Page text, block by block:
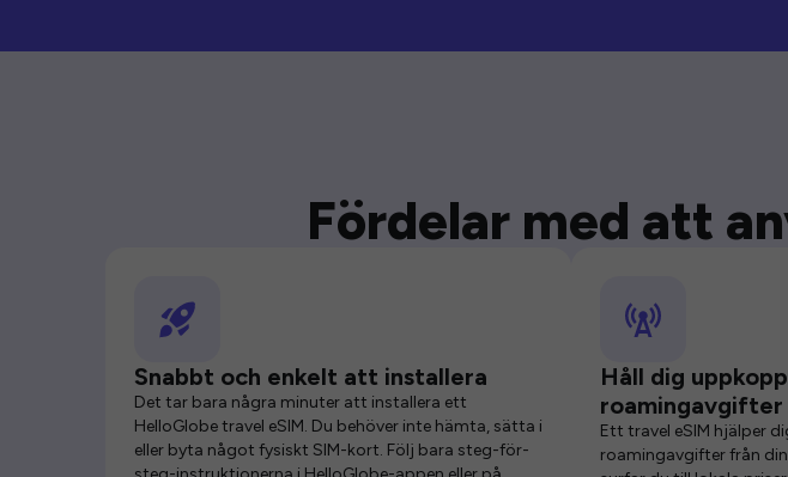
Fördelar med att
Snabbt och enkelt att installera
Det tar bara några minuter att installera ett
HelloGlobe travel eSIM. Du behöver inte hämta, sätta i
eller byta något fysiskt SIM-kort. Följ bara steg-för-
Håll dig
roamingavgifter
Ett travel eSIM hjälper
roamingavgifter från